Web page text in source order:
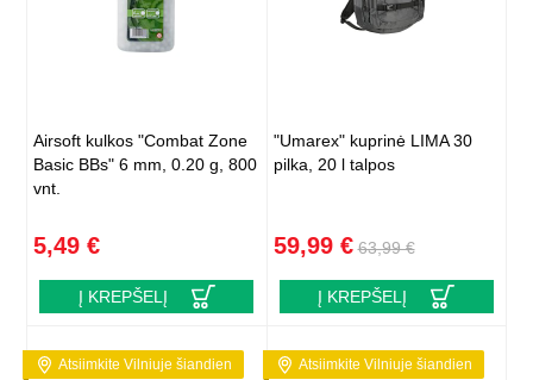
Airsoft kulkos "Combat Zone
Basic BBs" 6 mm, 0.20 g, 800
vnt.
5,49 €
Į KREPŠELĮ
"Umarex" kuprinė LIMA 30
pilka, 20 l talpos
59,99 € 63,99 €
Į KREPŠELĮ
Atsiimkite Vilniuje šiandien Atsiimkite Vilniuje šiandien